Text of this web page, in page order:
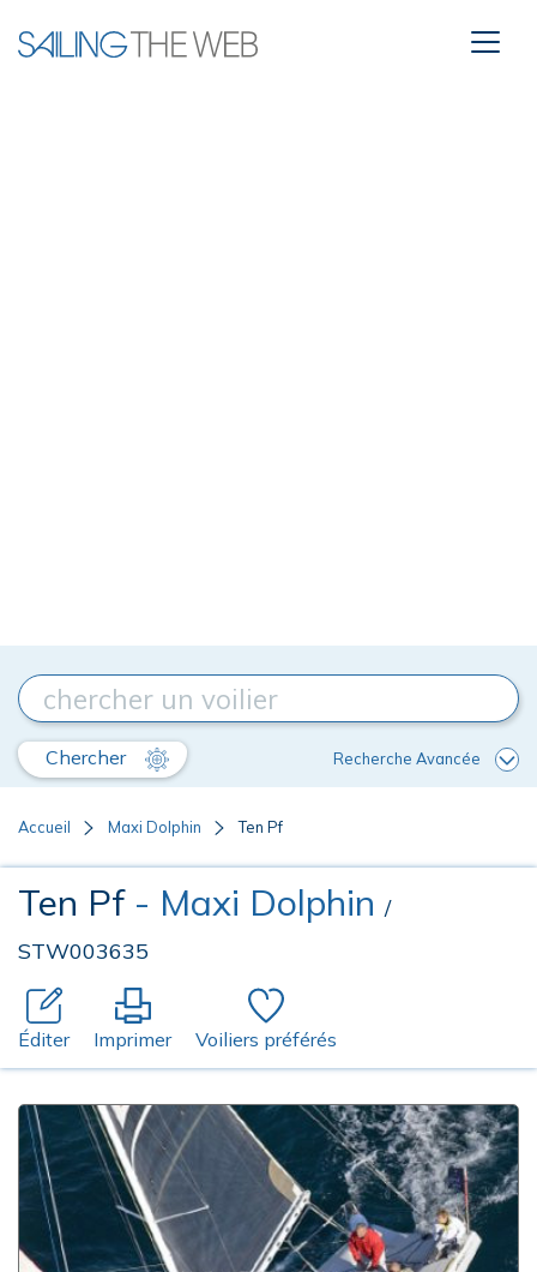
Chercher Recherche Avancée
Accueil Maxi Dolphin Ten Pf
Ten Pf - Maxi Dolphin /
STW003635
Éditer Imprimer Voiliers préférés